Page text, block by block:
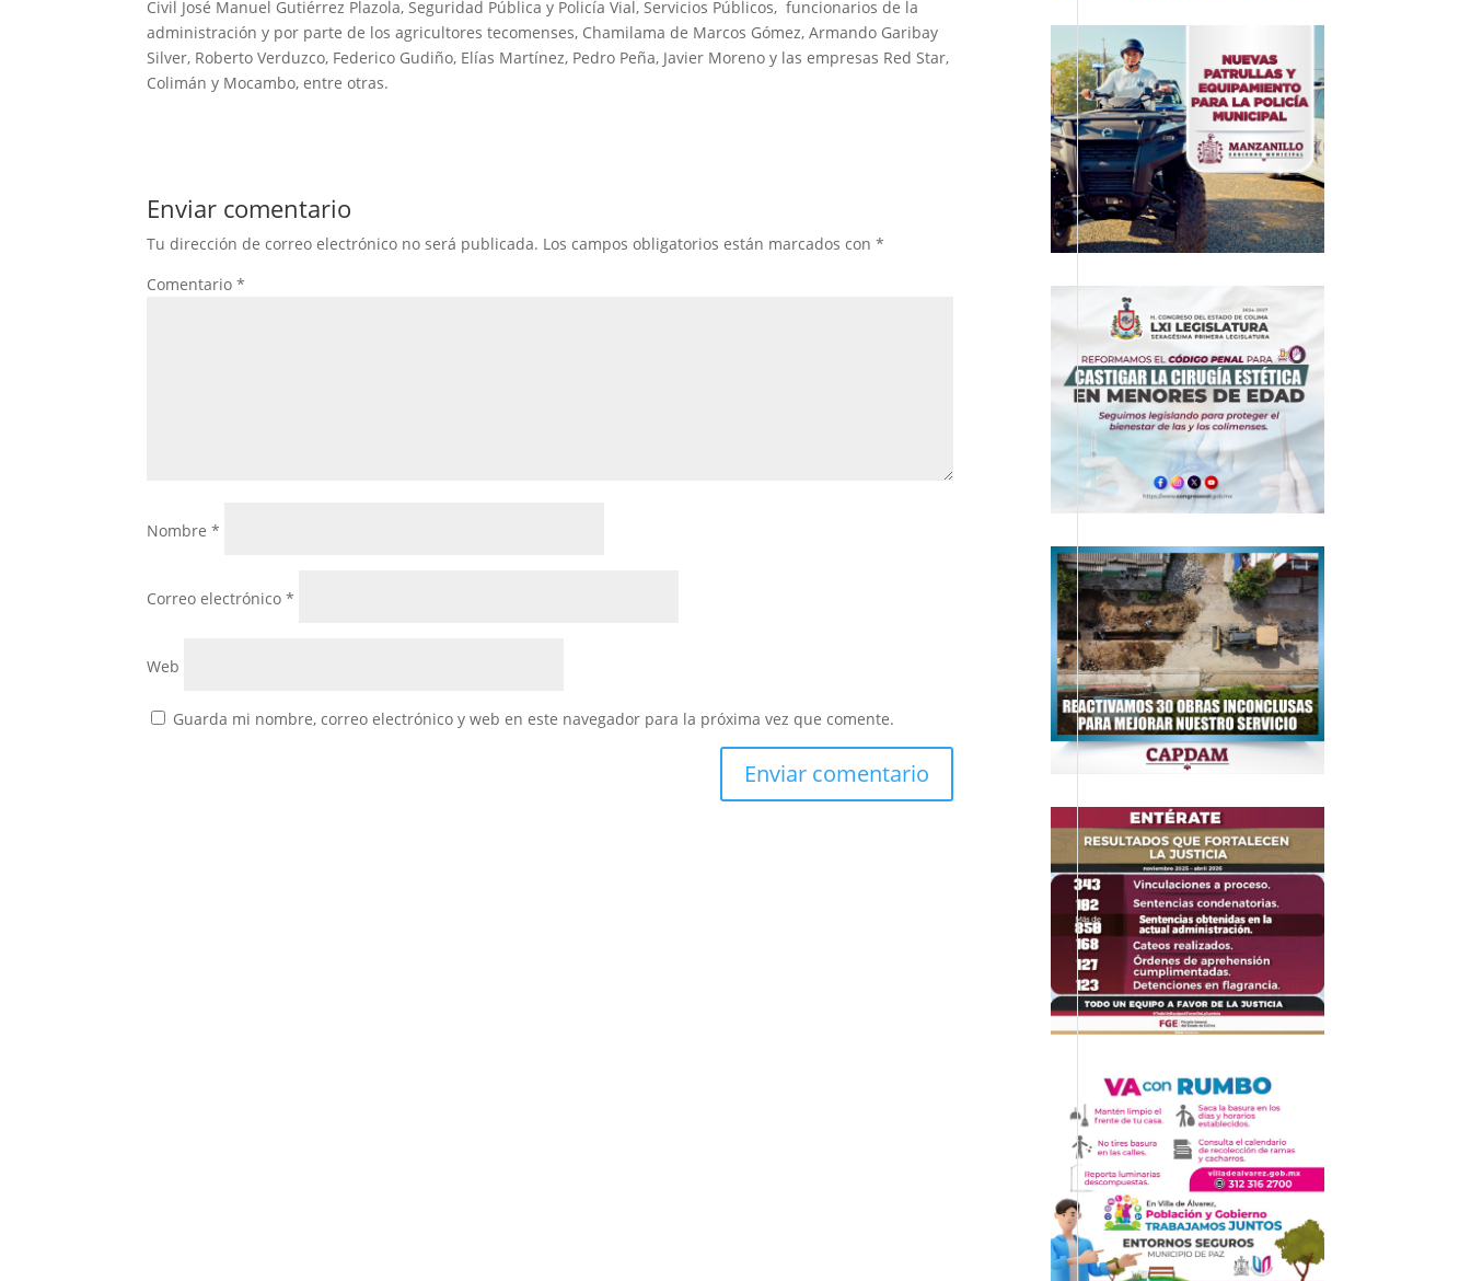
Civil José Manuel Gutiérrez Plazola, Seguridad Pública y Policía Vial, Servicios Públicos, funcionarios de la
administración y por parte de los agricultores tecomenses, Chamilama de Marcos Gómez, Armando Garibay
Silver, Roberto Verduzco, Federico Gudiño, Elías Martínez, Pedro Peña, Javier Moreno y las empresas Red Star,
Colimán y Mocambo, entre otras.
Enviar comentario
Tu dirección de correo electrónico no será publicada. Los campos obligatorios están marcados con*
Comentario*
Nombre*
Correo electrónico*
Web
Guarda mi nombre, correo electrónico y web en este navegador para la próxima vez que comente.